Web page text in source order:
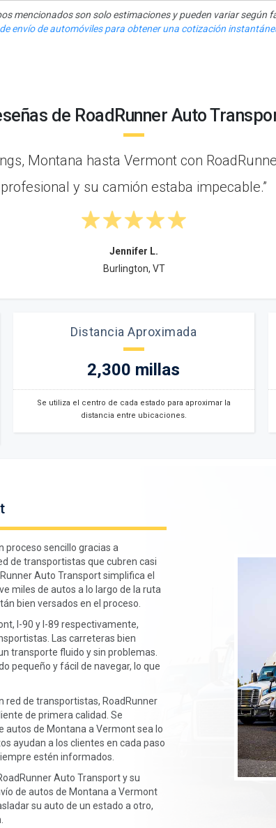
mencionados son solo estimaciones y pueden variar según
envío de automóviles para obtener una cotización
de RoadRunner Auto
Montana hasta Vermont con
profesional y su camión estaba impecable.”
Jennifer L.
Burlington, VT
Distancia Aproximada
2,300 millas
Se utiliza el centro de cada estado para aproximar la
distancia entre ubicaciones.
proceso sencillo gracias a
de transportistas que cubren casi
Auto Transport simplifica el
miles de autos a lo largo de la ruta
bien versados en el proceso.
I-90 y I-89 respectivamente,
Las carreteras bien
transporte fluido y sin problemas.
pequeño y fácil de navegar, lo que
red de transportistas, RoadRunner
de primera calidad. Se
autos de Montana a Vermont sea lo
ayudan a los clientes en cada paso
estén informados.
Auto Transport y su
de autos de Montana a Vermont
su auto de un estado a otro,